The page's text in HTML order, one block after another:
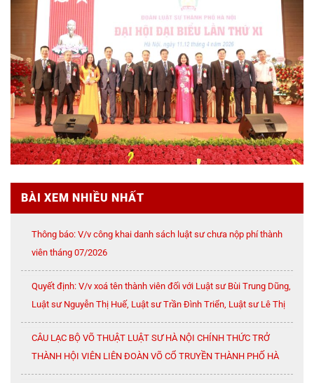
BÀI XEM NHIỀU NHẤT
Thông báo: V/v công khai danh sách luật sư chưa nộp phí thành
viên tháng 07/2026
Quyết định: V/v xoá tên thành viên đối với Luật sư Bùi Trung Dũng,
Luật sư Nguyễn Thị Huế, Luật sư Trần Đình Triển, Luật sư Lê Thị
Oanh
CÂU LẠC BỘ VÕ THUẬT LUẬT SƯ HÀ NỘI CHÍNH THỨC TRỞ
THÀNH HỘI VIÊN LIÊN ĐOÀN VÕ CỔ TRUYỀN THÀNH PHỐ HÀ
NỘI